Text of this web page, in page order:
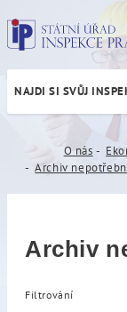
Nabídka
NAJDI SI SVŮJ
O nás
Archiv
Filtrování